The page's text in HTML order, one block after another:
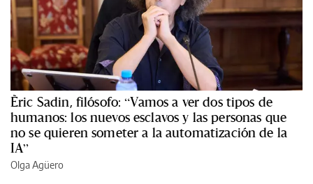
Èric Sadin, filósofo: “Vamos a ver dos tipos de
humanos: los nuevos esclavos y las personas que
no se quieren someter a la automatización de la
IA”
Olga Agüero